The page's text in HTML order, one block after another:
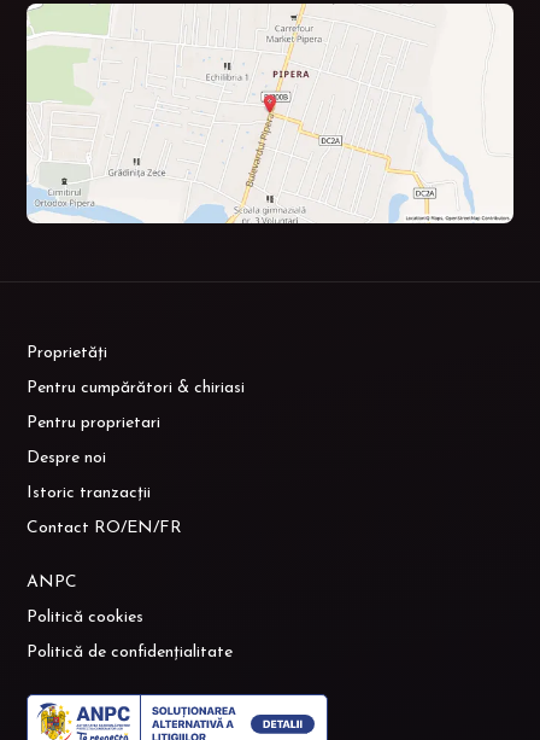
Proprietăți
Pentru cumpărători & chiriasi
Pentru proprietari
Despre noi
Istoric tranzacții
Contact RO/EN/FR
ANPC
Politică cookies
Politică de confidențialitate